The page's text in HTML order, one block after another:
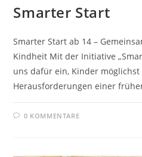
Smarter Start
Smarter Start ab 14 –
Kindheit Mit der Initiative
uns dafür ein, Kinder möglichst
Herausforderungen einer
0 KOMMENTARE